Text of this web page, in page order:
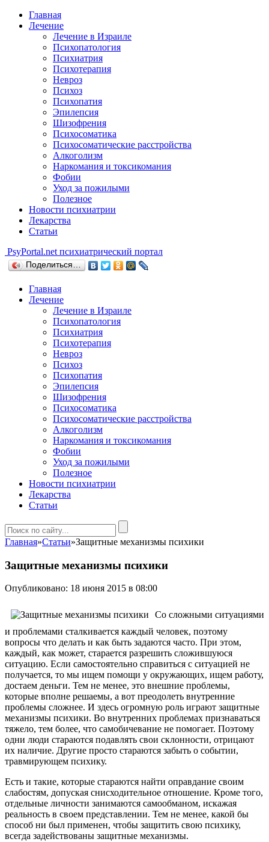
Главная
Лечение
Лечение в Израиле
Психопатология
Психиатрия
Психотерапия
Невроз
Психоз
Психопатия
Эпилепсия
Шизофрения
Психосоматика
Психосоматические расстройства
Алкоголизм
Наркомания и токсикомания
Фобии
Уход за пожилыми
Полезное
Новости психиатрии
Лекарства
Статьи
PsyPortal.net психиатрический портал
Поделиться…
Главная
Лечение
Лечение в Израиле
Психопатология
Психиатрия
Психотерапия
Невроз
Психоз
Психопатия
Эпилепсия
Шизофрения
Психосоматика
Психосоматические расстройства
Алкоголизм
Наркомания и токсикомания
Фобии
Уход за пожилыми
Полезное
Новости психиатрии
Лекарства
Статьи
Главная»Статьи»Защитные механизмы психики
Защитные механизмы психики
Опубликовано: 18 июня 2015 в 08:00
Со сложными ситуациями
и проблемами сталкивается каждый человек, поэтому
вопросы что делать и как быть задаются часто. При этом,
каждый, как может, старается разрешить сложившуюся
ситуацию. Если самостоятельно справиться с ситуацией не
получается, то мы ищем помощи у окружающих, ищем работу,
достаем деньги. Тем не менее, это внешние проблемы,
которые вполне решаемы, а вот преодолеть внутренние
проблемы сложнее. И здесь огромную роль играют защитные
механизмы психики. Во внутренних проблемах признаваться
тяжело, тем более, что самобичевание не помогает. Поэтому
одни люди стараются подавлять свои склонности, отрицают
их наличие. Другие просто стараются забыть о событии,
травмирующем психику.
Есть и такие, которые стараются найти оправдание своим
слабостям, допуская снисходительное отношение. Кроме того,
отдельные личности занимаются самообманом, искажая
реальность в своем представлении. Тем не менее, какой бы
способ ни был применен, чтобы защитить свою психику,
всегда задействованы защитные механизмы.